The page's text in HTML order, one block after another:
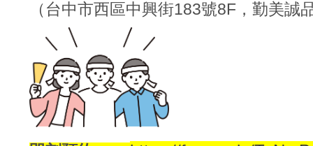
（台中市西區中興街183號8F，勤美誠